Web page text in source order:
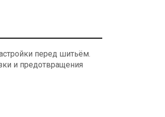
перед шитьём.
и предотвращения